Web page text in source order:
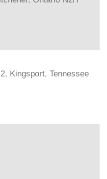
Kingsport, Tennessee